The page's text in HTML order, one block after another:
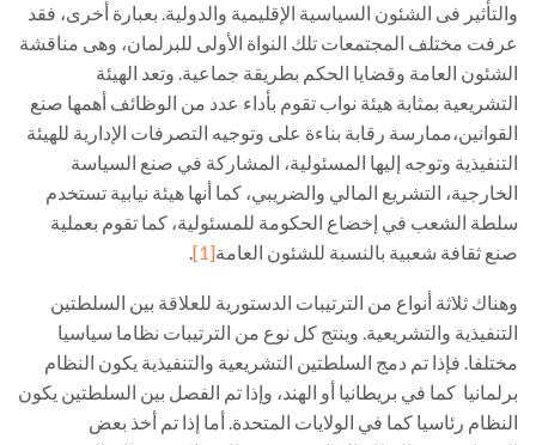
والتأثير فى الشئون السياسية الإقليمية والدولية. بعبارة أخرى، فقد
عرفت مختلف المجتمعات تلك النواة الأولى للبرلمان، وهى مناقشة
الشئون العامة وقضايا الحكم بطريقة جماعية. وتعد الهيئة
التشريعية بمثابة هيئة نواب تقوم بأداء عدد من الوظائف أهمها صنع
القوانين،ممارسة رقابة بناءة على وتوجيه التصرفات الإدارية للهيئة
التنفيذية وتوجه إليها المسئولية، المشاركة في صنع السياسة
الخارجية، التشريع المالي والضريبي، كما أنها هيئة نيابية تستخدم
سلطة الشعب في إخضاع الحكومة للمسئولية، كما تقوم بعملية
صنع ثقافة شعبية بالنسبة للشئون العامة[1]
.
وهناك ثلاثة أنواع من الترتيبات الدستورية للعلاقة بين السلطتين
التنفيذية والتشريعية. وينتج كل نوع من الترتيبات نظاما سياسيا
مختلفا. فإذا تم دمج السلطتين التشريعية والتنفيذية يكون النظام
برلمانيا كما في بريطانيا أو الهند، وإذا تم الفصل بين السلطتين يكون
النظام رئاسيا كما في الولايات المتحدة. أما إذا تم أخذ بعض